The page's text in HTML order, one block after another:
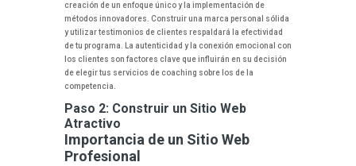
creación de un enfoque único y la implementación de
métodos innovadores. Construir una marca personal sólida
y utilizar testimonios de clientes respaldará la efectividad
de tu programa. La autenticidad y la conexión emocional con
los clientes son factores clave que influirán en su decisión
de elegir tus servicios de coaching sobre los de la
competencia.
Paso 2: Construir un Sitio Web
Atractivo
Importancia de un Sitio Web
Profesional